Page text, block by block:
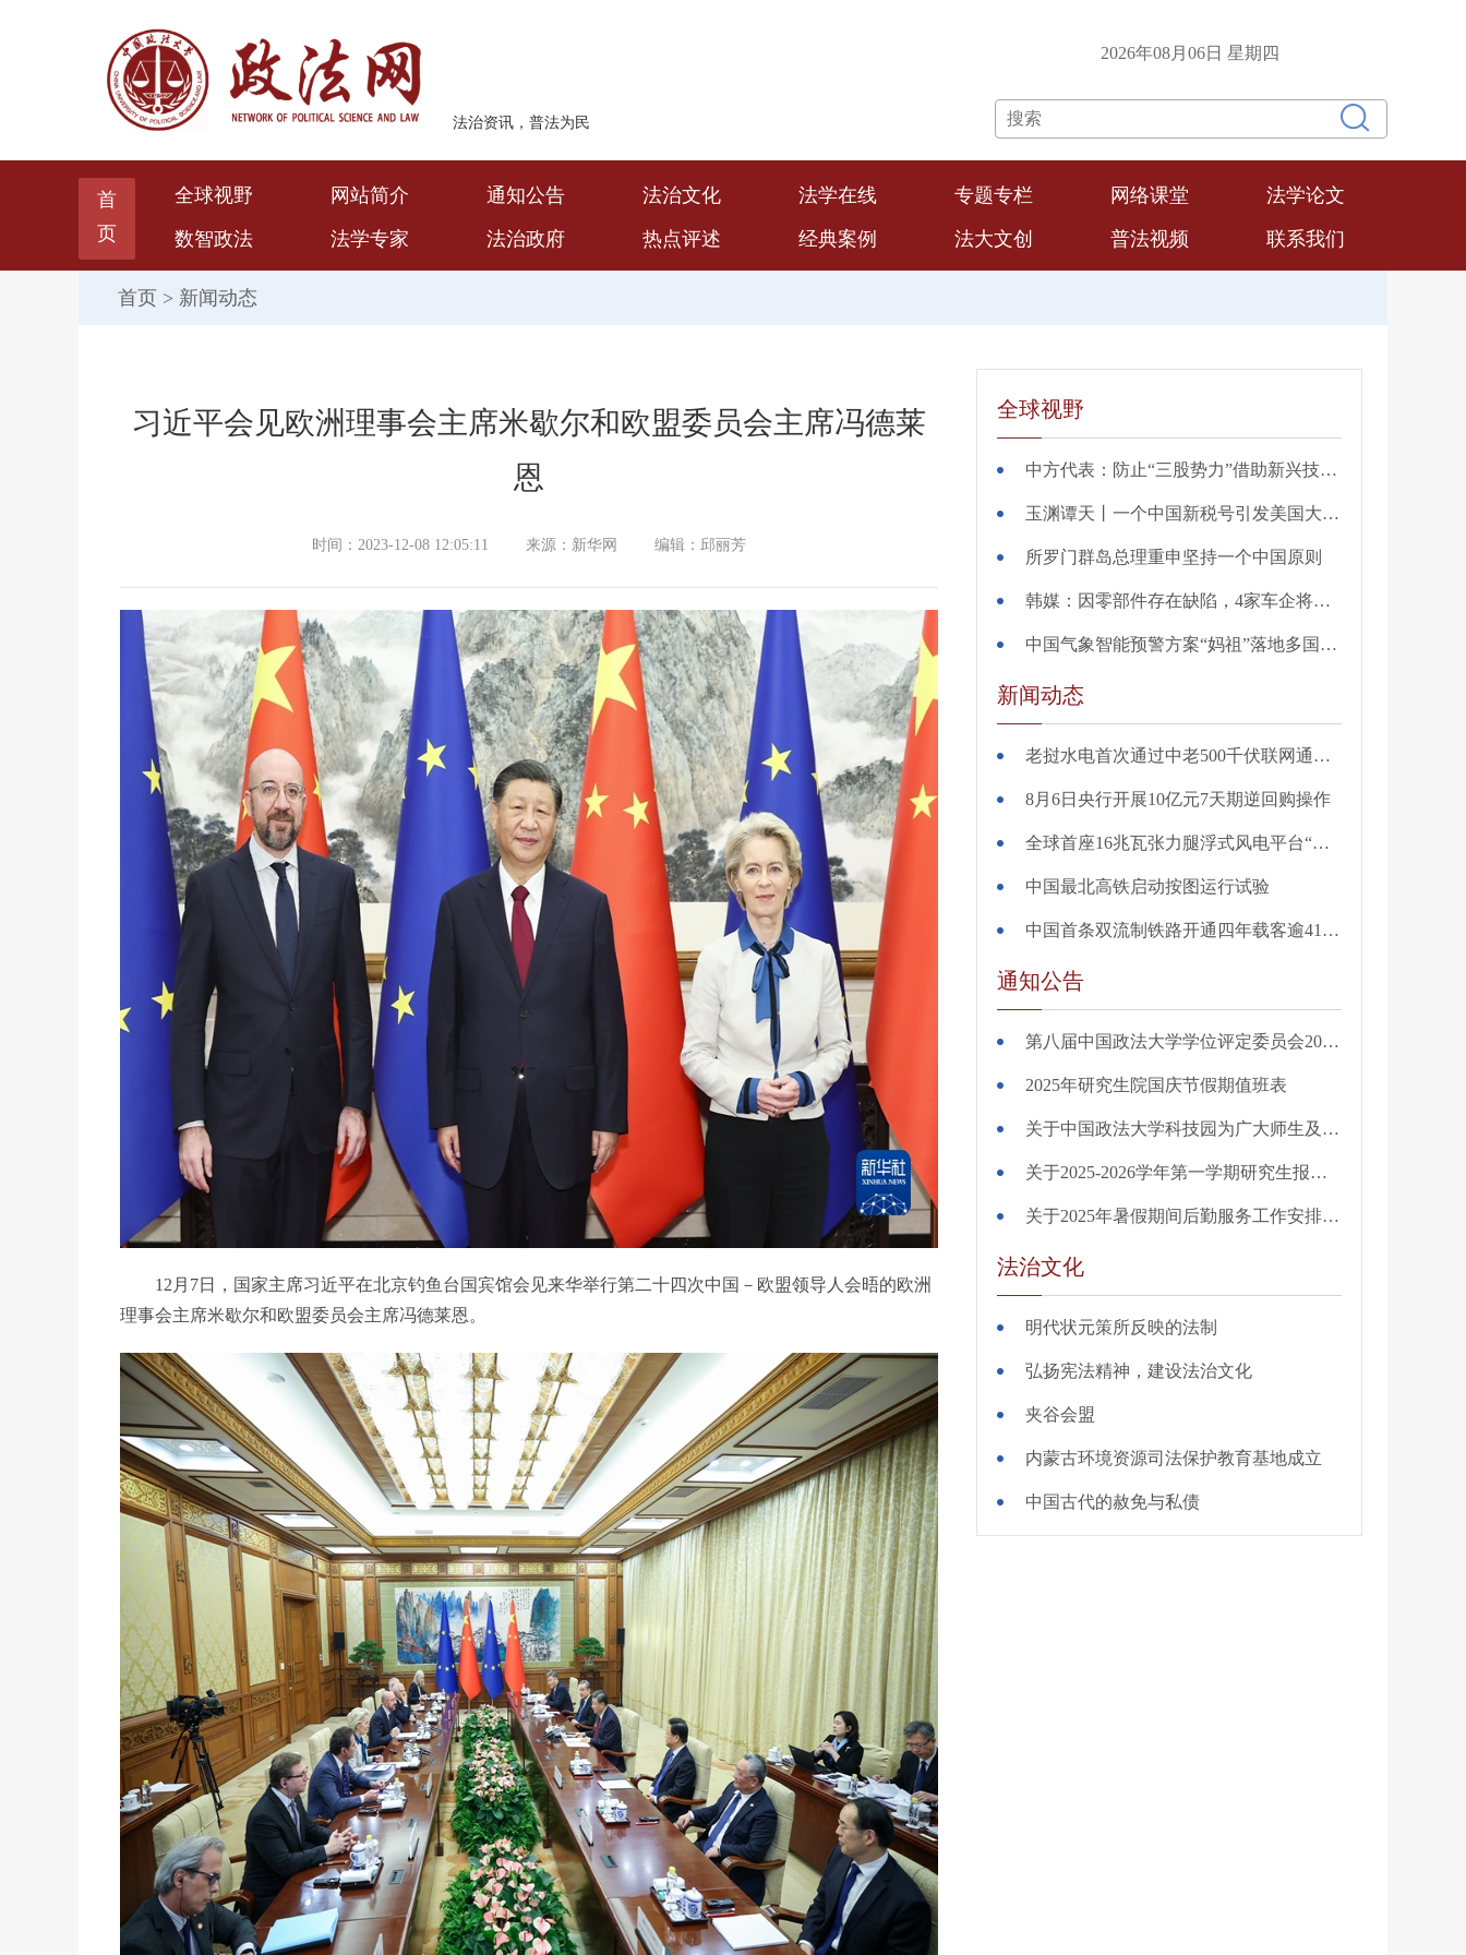
法治资讯，普法为民
2026年08月06日 星期四
首
页
全球视野 网站简介 通知公告 法治文化 法学在线 专题专栏 网络课堂
法学论文
数智政法
法学专家 法治政府 热点评述 经典案例 法大文创 普法视频 联系我们
首页 > 新闻动态
习近平会见欧洲理事会主席米歇尔和欧盟委员会主席冯德莱
恩
时间：2023-12-08 12:05:11 来源：新华网 编辑：邱丽芳
12月7日，国家主席习近平在北京钓鱼台国宾馆会见来华举行第二十四次中国－欧盟领导人会晤的欧洲
理事会主席米歇尔和欧盟委员会主席冯德莱恩。
全球视野
中方代表：防止“三股势力”借助新兴技术蔓延渗透
玉渊谭天丨一个中国新税号引发美国大焦虑
所罗门群岛总理重申坚持一个中国原则
韩媒：因零部件存在缺陷，4家车企将在韩国召回逾51.2万辆汽车
中国气象智能预警方案“妈祖”落地多国——跨越山海 共护万家灯火
新闻动态
老挝水电首次通过中老500千伏联网通道送达粤港澳大湾区
8月6日央行开展10亿元7天期逆回购操作
全球首座16兆瓦张力腿浮式风电平台“海油安澜号”正式投用
中国最北高铁启动按图运行试验
中国首条双流制铁路开通四年载客逾4150万人次
通知公告
第八届中国政法大学学位评定委员会2025年12月关于授予学位的决定
2025年研究生院国庆节假期值班表
关于中国政法大学科技园为广大师生及校友 提供相关服务项目的公告
关于2025-2026学年第一学期研究生报到注册事宜的通知
关于2025年暑假期间后勤服务工作安排的通知
法治文化
明代状元策所反映的法制
弘扬宪法精神，建设法治文化
夹谷会盟
内蒙古环境资源司法保护教育基地成立
中国古代的赦免与私债